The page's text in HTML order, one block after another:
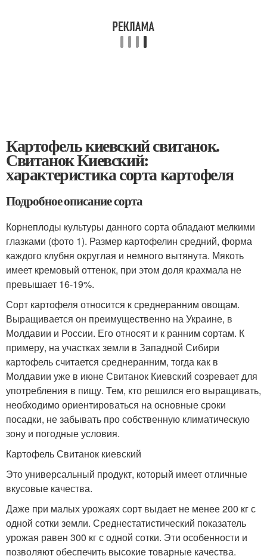
Картофель киевский свитанок.
Свитанок Киевский:
характеристика сорта картофеля
Подробное описание сорта
Корнеплоды культуры данного сорта обладают мелкими
глазками (фото 1). Размер картофелин средний, форма
каждого клубня округлая и немного вытянута. Мякоть
имеет кремовый оттенок, при этом доля крахмала не
превышает 16-19%.
Сорт картофеля относится к среднеранним овощам.
Выращивается он преимущественно на Украине, в
Молдавии и России. Его относят и к ранним сортам. К
примеру, на участках земли в Западной Сибири
картофель считается среднеранним, тогда как в
Молдавии уже в июне Свитанок Киевский созревает для
употребления в пищу. Тем, кто решился его выращивать,
необходимо ориентироваться на основные сроки
посадки, не забывать про собственную климатическую
зону и погодные условия.
Картофель Свитанок киевский
Это универсальный продукт, который имеет отличные
вкусовые качества.
Даже при малых урожаях сорт выдает не менее 200 кг с
одной сотки земли. Среднестатистический показатель
урожая равен 300 кг с одной сотки. Эти особенности и
позволяют обеспечить высокие товарные качества.